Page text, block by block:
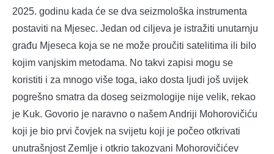
2025. godinu kada će se dva seizmološka instrumenta
postaviti na Mjesec. Jedan od ciljeva je istražiti unutarnju
građu Mjeseca koja se ne može proučiti satelitima ili bilo
kojim vanjskim metodama. No takvi zapisi mogu se
koristiti i za mnogo više toga, iako dosta ljudi još uvijek
pogrešno smatra da doseg seizmologije nije velik, rekao
je Kuk. Govorio je naravno o našem Andriji Mohorovičiću
koji je bio prvi čovjek na svijetu koji je počeo otkrivati
unutrašnjost Zemlje i otkrio takozvani Mohorovičićev